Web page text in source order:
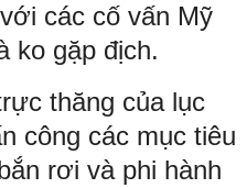
các cố vấn Mỹ
ko gặp địch.
thăng của lục
công các mục tiêu
rơi và phi hành